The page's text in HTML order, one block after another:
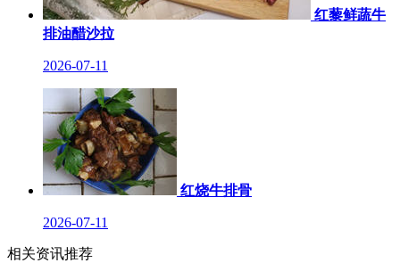
红藜鲜蔬牛
排油醋沙拉
2026-07-11
红烧牛排骨
2026-07-11
相关资讯推荐